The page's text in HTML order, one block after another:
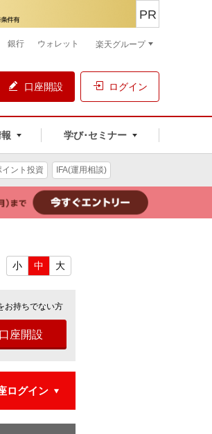
口座開設 ログイン
学び･セミナー
PR
銀行 ウォレット 楽天グループ
イント投資 IFA(運用相談)
小 中 大
お持ちでない方
口座開設
ログイン